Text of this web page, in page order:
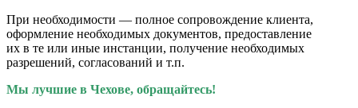
При необходимости — полное сопровождение клиента,
оформление необходимых документов, предоставление
их в те или иные инстанции, получение необходимых
разрешений, согласований и т.п.
Мы лучшие в Чехове, обращайтесь!